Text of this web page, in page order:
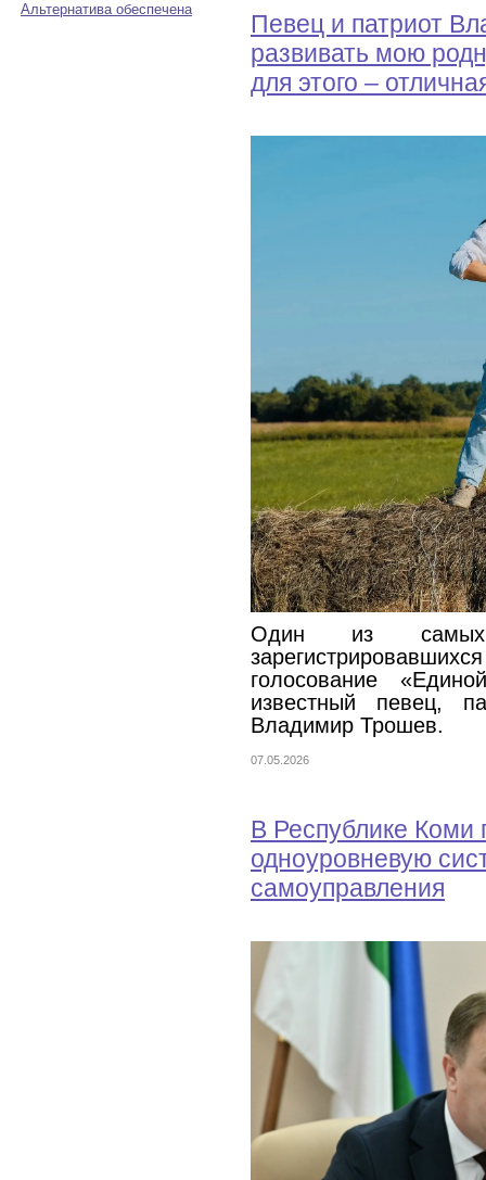
Альтернатива обеспечена
Певец и патриот
развивать мою
для этого –
Один из самых
голосование
известный певец,
Владимир Трошев.
07.05.2026
В Республике Коми
одноуровневую
самоуправления